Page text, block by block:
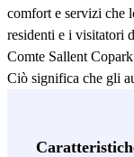
comfort e servizi che
residenti e i visitatori
Comte Sallent
Ciò significa che gli
città in cui la vita